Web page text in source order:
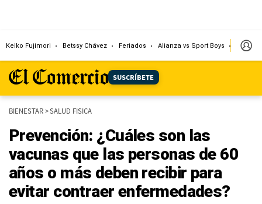
SUSCRÍBETE
Keiko Fujimori Betssy Chávez Feriados Alianza vs Sport Boys Jorge
BIENESTAR>SALUD FISICA
Prevención: ¿Cuáles son las
vacunas que las personas de 60
años o más deben recibir para
evitar contraer enfermedades?